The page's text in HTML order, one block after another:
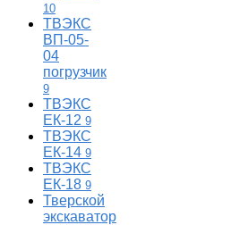
10
ТВЭКС
ВП-05-
04
погрузчик
9
ТВЭКС
ЕК-12 9
ТВЭКС
ЕК-14 9
ТВЭКС
ЕК-18 9
Тверской
экскаватор